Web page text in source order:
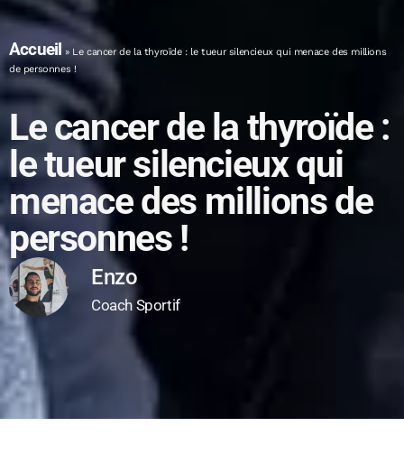
Accueil » Le cancer de la thyroïde : le tueur silencieux qui menace des millions
de personnes !
Le cancer de la thyroïde :
le tueur silencieux qui
menace des millions de
personnes !
Enzo
Coach Sportif